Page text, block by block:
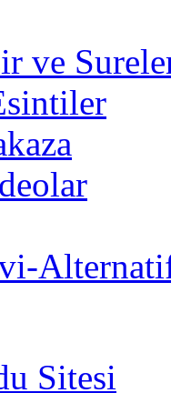
ve
Sitesi